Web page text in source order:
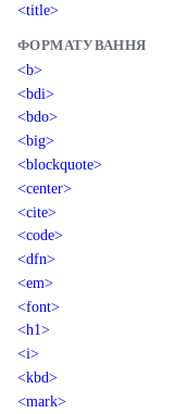
<title>
ФОРМАТУВАННЯ
<b>
<bdi>
<bdo>
<big>
<blockquote>
<center>
<cite>
<code>
<dfn>
<em>
<font>
<h1>
<i>
<kbd>
<mark>